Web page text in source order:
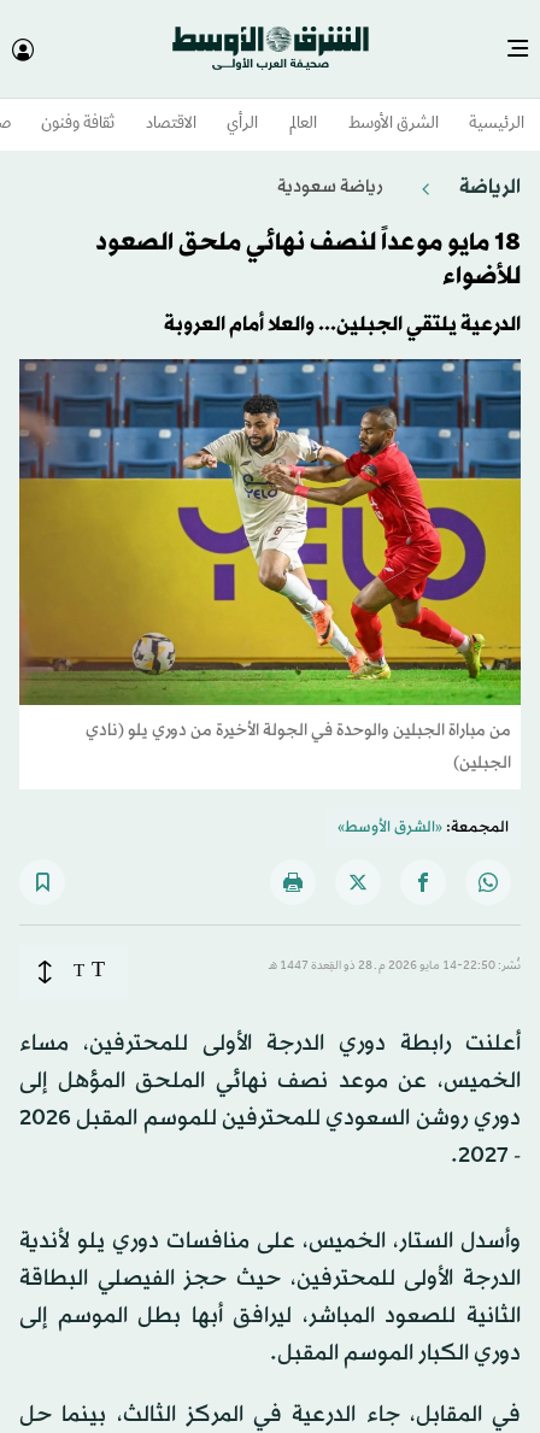
الرئيسية الشرق الأوسط​ العالم الرأي الاقتصاد ثقافة وفنون
الرياضة رياضة سعودية
18 مايو موعداً لنصف نهائي ملحق الصعود
للأضواء
الدرعية يلتقي الجبلين... والعلا أمام العروبة
من مباراة الجبلين والوحدة في الجولة الأخيرة من دوري يلو (نادي
الجبلين)
المجمعة:«الشرق الأوسط»
نُشر: 22:50-14 مايو 2026 م ـ 28 ذو القِعدة 1447 هـ T
T
أعلنت رابطة دوري الدرجة الأولى للمحترفين، مساء
الخميس، عن موعد نصف نهائي الملحق المؤهل إلى
دوري روشن السعودي للمحترفين للموسم المقبل 2026
- 2027.
وأسدل الستار، الخميس، على منافسات دوري يلو لأندية
الدرجة الأولى للمحترفين، حيث حجز الفيصلي البطاقة
الثانية للصعود المباشر، ليرافق أبها بطل الموسم إلى
دوري الكبار الموسم المقبل.
في المقابل، جاء الدرعية في المركز الثالث، بينما حل